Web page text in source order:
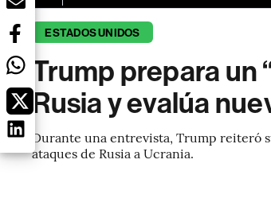
ESTADOS UNIDOS
Trump prepara un
Rusia y evalúa
Durante una entrevista, Trump reiteró
ataques de Rusia a Ucrania.